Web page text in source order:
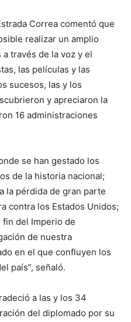
Correa comentó que
realizar un amplio
través de la voz y el
las películas y las
sucesos, las y los
y apreciaron la
16 administraciones
se han gestado los
de la historia nacional;
la pérdida de gran parte
contra los Estados Unidos;
del Imperio de
de nuestra
en el que confluyen los
país”, señaló.
a las y los 34
del diplomado por su